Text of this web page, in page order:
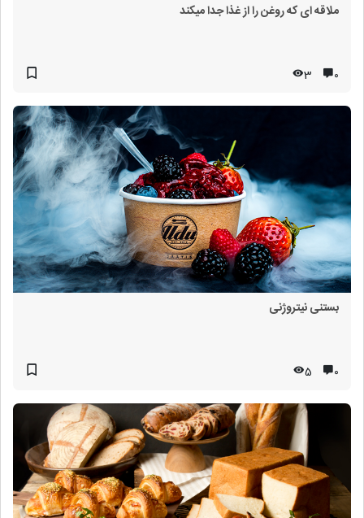
ملاقه ای که روغن را از غذا جدا میکند
۰ 3
بستنی نیتروژنی
۰ 5